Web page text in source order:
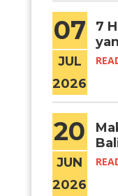
07
JUL
2026
7
20
JUN
2026